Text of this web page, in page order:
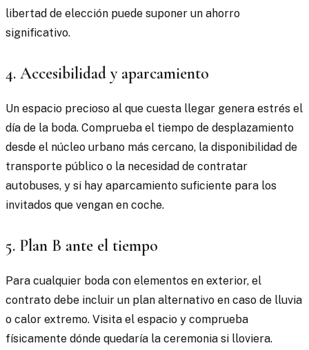
libertad de elección puede suponer un ahorro
significativo.
4. Accesibilidad y aparcamiento
Un espacio precioso al que cuesta llegar genera estrés el
día de la boda. Comprueba el tiempo de desplazamiento
desde el núcleo urbano más cercano, la disponibilidad de
transporte público o la necesidad de contratar
autobuses, y si hay aparcamiento suficiente para los
invitados que vengan en coche.
5. Plan B ante el tiempo
Para cualquier boda con elementos en exterior, el
contrato debe incluir un plan alternativo en caso de lluvia
o calor extremo. Visita el espacio y comprueba
físicamente dónde quedaría la ceremonia si lloviera.